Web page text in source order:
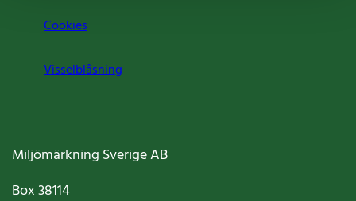
Cookies
Visselblåsning
Miljömärkning Sverige AB
Box38114